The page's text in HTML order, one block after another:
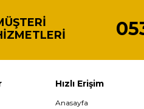
Hızlı Erişim
Anasayfa